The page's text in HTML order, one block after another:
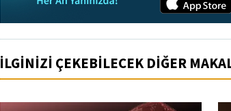
İLGİNİZİ ÇEKEBİLECEK DİĞER